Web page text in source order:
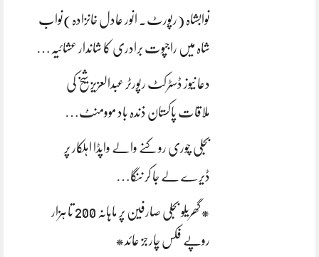
نوابشاہ (رپورٹ. انور عادل خانزادہ)نواب
شاہ میں راجپوت برادری کا شاندار عشائیہ…
دعا نیوز ڈسٹرکٹ رپورٹر عبدالعزیز شیخ کی
ملاقات پاکستان ذندہ باد موومنٹ…
بجلی چوری روکنے والے واپڈا اہلکار پر
ڈیرے لے جا کر ننگا…
*گھریلو بجلی صارفین پر ماہانہ 200 تا ہزار
روپے فکس چارجز عائد*